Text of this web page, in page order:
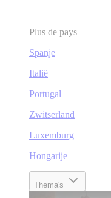
Plus de pays
Spanje
Italië
Portugal
Zwitserland
Luxemburg
Hongarije
Thema's